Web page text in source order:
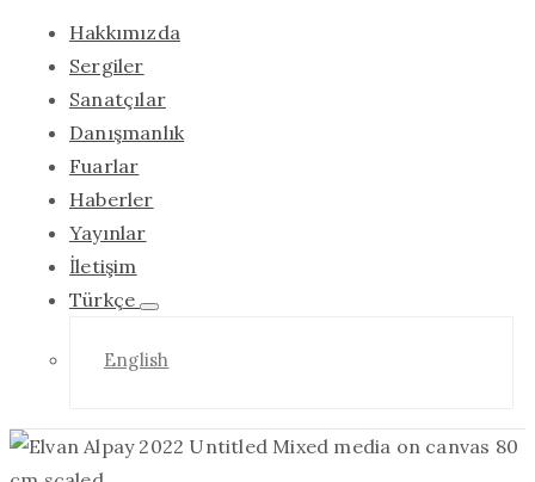
Hakkımızda
Sergiler
Sanatçılar
Danışmanlık
Fuarlar
Haberler
Yayınlar
İletişim
Türkçe
English